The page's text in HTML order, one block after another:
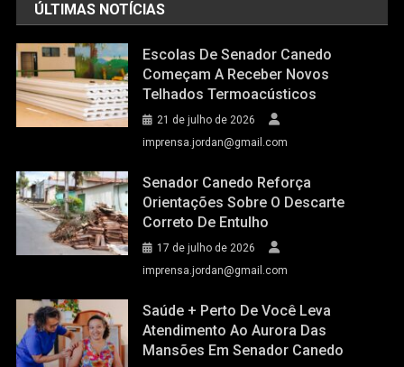
ÚLTIMAS NOTÍCIAS
Escolas De Senador Canedo
Começam A Receber Novos
Telhados Termoacústicos
21 de julho de 2026
imprensa.jordan@gmail.com
Senador Canedo Reforça
Orientações Sobre O Descarte
Correto De Entulho
17 de julho de 2026
imprensa.jordan@gmail.com
Saúde + Perto De Você Leva
Atendimento Ao Aurora Das
Mansões Em Senador Canedo